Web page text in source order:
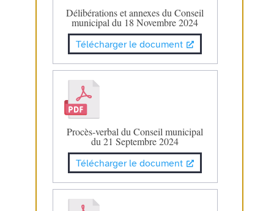
Délibérations et annexes du Conseil
municipal du 18 Novembre 2024
Télécharger le document
Procès-verbal du Conseil municipal
du 21 Septembre 2024
Télécharger le document